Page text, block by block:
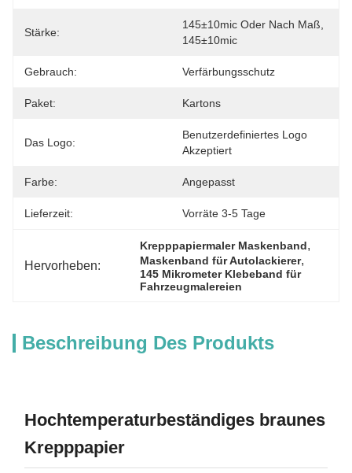
Stärke:
145±10mic Oder Nach Maß,
145±10mic
Gebrauch: Verfärbungsschutz
Paket: Kartons
Das Logo:
Benutzerdefiniertes Logo
Akzeptiert
Farbe: Angepasst
Lieferzeit: Vorräte 3-5 Tage
Hervorheben:
Krepppapiermaler Maskenband,
Maskenband für Autolackierer,
145 Mikrometer Klebeband für
Fahrzeugmalereien
Beschreibung Des Produkts
Hochtemperaturbeständiges braunes
Krepppapier